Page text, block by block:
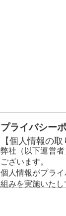
プライバシー
【個人情報の
弊社（以下運営
ございます。
個人情報がプラ
組みを実施いたし